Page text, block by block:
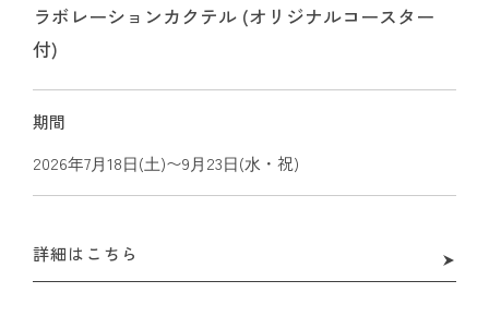
ラボレーションカクテル (オリジナルコースター
付)
期間
2026年7⽉18⽇(⼟)〜9⽉23⽇(⽔・祝)
詳細はこちら